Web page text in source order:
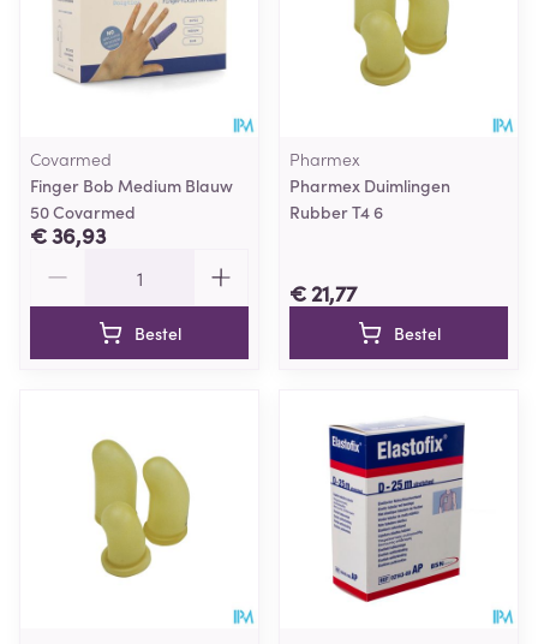
Covarmed
Finger Bob Medium Blauw
50 Covarmed
€ 36,93
Bestel
Pharmex
Pharmex Duimlingen
Rubber T4 6
€ 21,77
Bestel